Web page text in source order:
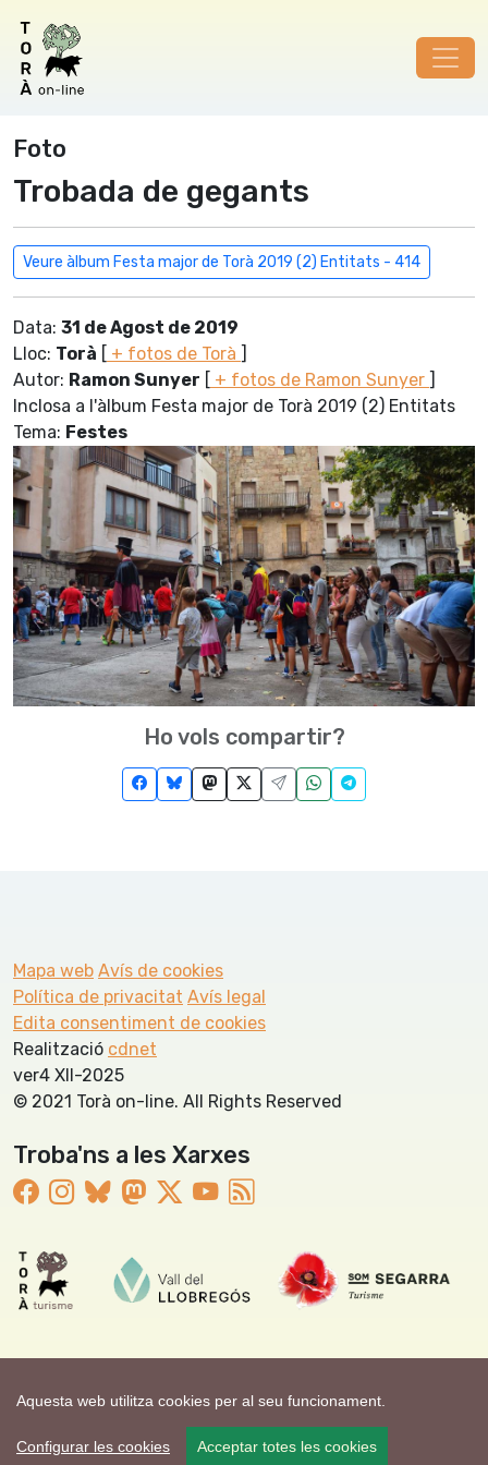
Aquesta web utilitza cookies per al seu funcionament.
Configurar les cookies Acceptar totes les cookies
Foto
Trobada de gegants
Veure àlbum Festa major de Torà 2019 (2) Entitats - 414
Data: 31 de Agost de 2019
Lloc: Torà [ + fotos de Torà ]
Autor: Ramon Sunyer [ + fotos de Ramon Sunyer ]
Inclosa a l'àlbum Festa major de Torà 2019 (2) Entitats
Tema: Festes
Ho vols compartir?
Mapa web Avís de cookies
Política de privacitat Avís legal
Edita consentiment de cookies
Realització cdnet
ver4 XII-2025
© 2021 Torà on-line. All Rights Reserved
Troba'ns a les Xarxes